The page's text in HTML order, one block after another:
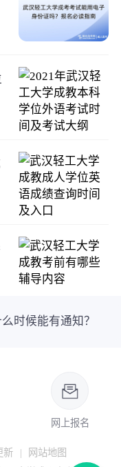
时候能有通知？
网上报名
新 |
网站地图